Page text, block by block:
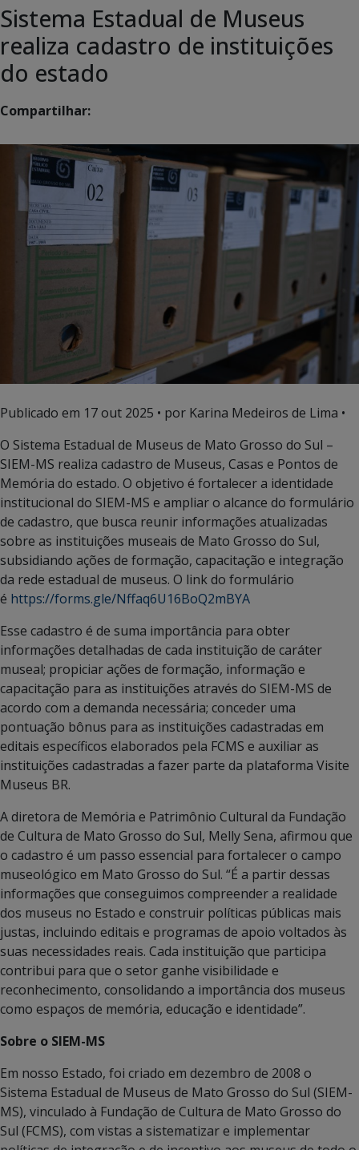
Sistema Estadual de Museus
realiza cadastro de instituições
do estado
Compartilhar:
Publicado em 17 out 2025 • por Karina Medeiros de Lima •
O Sistema Estadual de Museus de Mato Grosso do Sul –
SIEM-MS realiza cadastro de Museus, Casas e Pontos de
Memória do estado. O objetivo é fortalecer a identidade
institucional do SIEM-MS e ampliar o alcance do formulário
de cadastro, que busca reunir informações atualizadas
sobre as instituições museais de Mato Grosso do Sul,
subsidiando ações de formação, capacitação e integração
da rede estadual de museus. O link do formulário
é https://forms.gle/Nffaq6U16BoQ2mBYA
Esse cadastro é de suma importância para obter
informações detalhadas de cada instituição de caráter
museal; propiciar ações de formação, informação e
capacitação para as instituições através do SIEM-MS de
acordo com a demanda necessária; conceder uma
pontuação bônus para as instituições cadastradas em
editais específicos elaborados pela FCMS e auxiliar as
instituições cadastradas a fazer parte da plataforma Visite
Museus BR.
A diretora de Memória e Patrimônio Cultural da Fundação
de Cultura de Mato Grosso do Sul, Melly Sena, afirmou que
o cadastro é um passo essencial para fortalecer o campo
museológico em Mato Grosso do Sul. “É a partir dessas
informações que conseguimos compreender a realidade
dos museus no Estado e construir políticas públicas mais
justas, incluindo editais e programas de apoio voltados às
suas necessidades reais. Cada instituição que participa
contribui para que o setor ganhe visibilidade e
reconhecimento, consolidando a importância dos museus
como espaços de memória, educação e identidade”.
Sobre o SIEM-MS
Em nosso Estado, foi criado em dezembro de 2008 o
Sistema Estadual de Museus de Mato Grosso do Sul (SIEM-
MS), vinculado à Fundação de Cultura de Mato Grosso do
Sul (FCMS), com vistas a sistematizar e implementar